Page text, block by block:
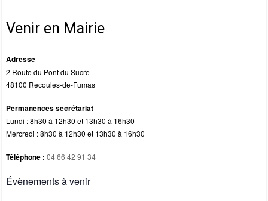
b
o
o
k
d
o
er
Venir en Mairie
Adresse
2 Route du Pont du Sucre
48100 Recoules-de-Fumas
Permanences secrétariat
Lundi : 8h30 à 12h30 et 13h30 à 16h30
Mercredi : 8h30 à 12h30 et 13h30 à 16h30
Téléphone : 04 66 42 91 34
Évènements à venir